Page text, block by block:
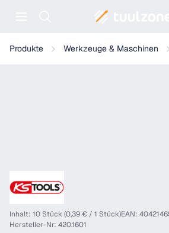
Produkte Werkzeuge & Maschinen
KS Tools Befestigungs-Clip für Opel
Inhalt: 10 Stück (0,39 € / 1 Stück)EAN:
Hersteller-Nr: 420.1601